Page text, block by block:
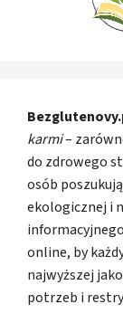
karmi–
do zdrowego
osób
ekologicznej i
online, by
najwyższej
potrzeb i